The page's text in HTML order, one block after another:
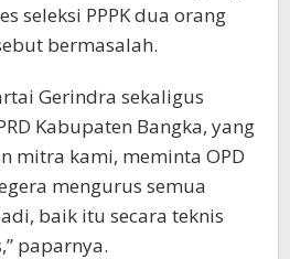
seleksi PPPK dua orang
bermasalah.
Gerindra sekaligus
Kabupaten Bangka, yang
mitra kami, meminta OPD
mengurus semua
baik itu secara teknis
paparnya.